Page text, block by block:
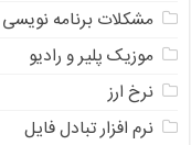
مشکلات برنامه نویسی
موزیک پلیر و رادیو
نرخ ارز
ﻧﺮﻡ ﺍﻓﺰﺍﺭ ﺗﺒﺎﺩﻝ ﻓﺎﻳﻞ